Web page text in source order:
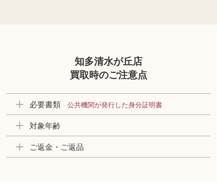
知多清水が丘店
買取時のご注意点
必要書類 公共機関が発行した身分証明書
対象年齢
ご返金・ご返品